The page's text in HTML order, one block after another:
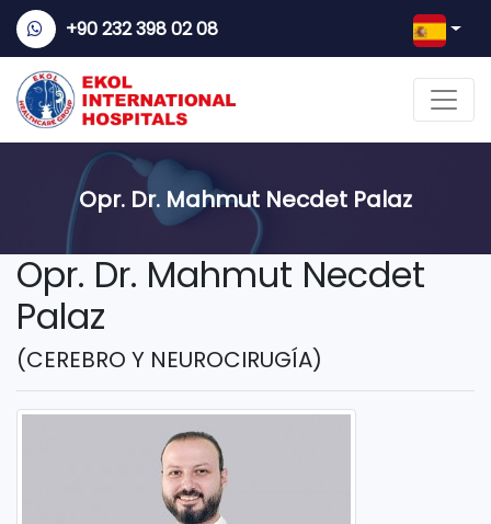
+90 232 398 02 08
Opr. Dr. Mahmut Necdet Palaz
Opr. Dr. Mahmut Necdet
Palaz
(CEREBRO Y NEUROCIRUGÍA)